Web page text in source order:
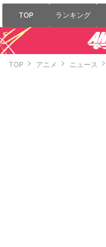
TOP ランキング
TOP アニメ ニュース